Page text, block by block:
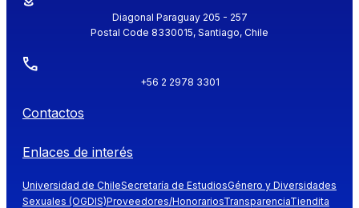
Diagonal Paraguay 205 - 257
Postal Code 8330015, Santiago, Chile
+56 2 2978 3301
Contactos
Enlaces de interés
Universidad de ChileSecretaría de EstudiosGénero y Diversidades
Sexuales (OGDIS)Proveedores/HonorariosTransparenciaTiendita